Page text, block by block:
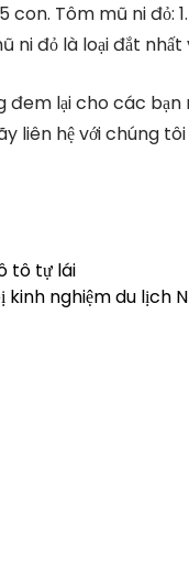
Tôm mũ ni đỏ:
ni đỏ là loại đắt nhất
lại cho các
liên hệ với chúng
tô tự lái
kinh nghiệm du lịch